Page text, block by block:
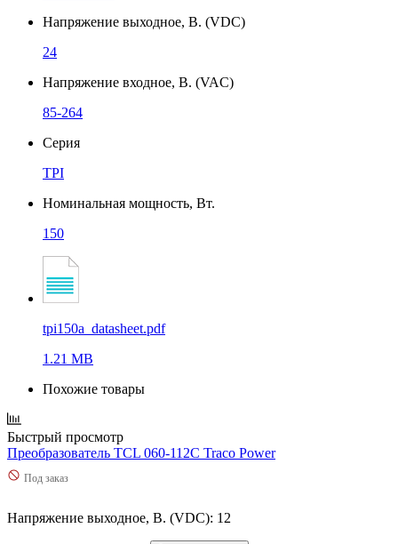
Напряжение выходное, В. (VDC)
24
Напряжение входное, В. (VAC)
85-264
Серия
TPI
Номинальная мощность, Вт.
150
tpi150a_datasheet.pdf
1.21 MB
Похожие товары
Быстрый просмотр
Преобразователь TCL 060-112C Traco Power
Под заказ
Напряжение выходное, В. (VDC): 12